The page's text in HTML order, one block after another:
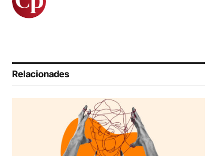
Relacionades